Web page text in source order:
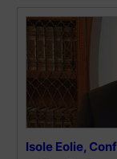
Isole Eolie,